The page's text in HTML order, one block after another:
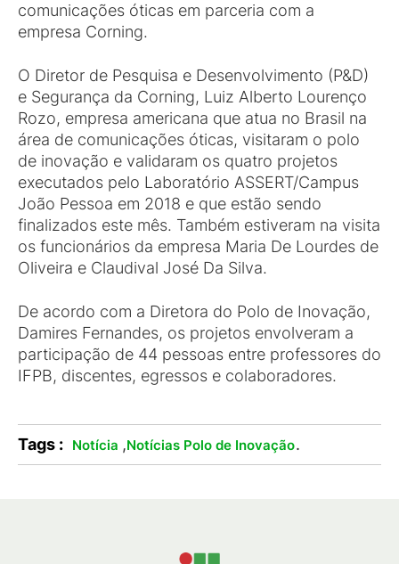
comunicações óticas em parceria com a
empresa Corning.
O Diretor de Pesquisa e Desenvolvimento (P&D)
e Segurança da Corning, Luiz Alberto Lourenço
Rozo, empresa americana que atua no Brasil na
área de comunicações óticas, visitaram o polo
de inovação e validaram os quatro projetos
executados pelo Laboratório ASSERT/Campus
João Pessoa em 2018 e que estão sendo
finalizados este mês. Também estiveram na visita
os funcionários da empresa Maria De Lourdes de
Oliveira e Claudival José Da Silva.
De acordo com a Diretora do Polo de Inovação,
Damires Fernandes, os projetos envolveram a
participação de 44 pessoas entre professores do
IFPB, discentes, egressos e colaboradores.
Tags : Notícia ,Notícias Polo de Inovação.